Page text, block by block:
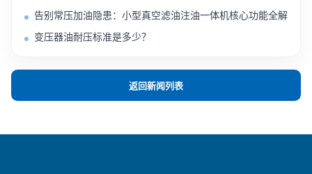
告别常压加油隐患：小型真空滤油注油一体机核心功能全解
变压器油耐压标准是多少？
返回新闻列表